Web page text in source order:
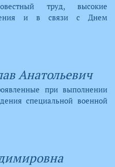
труд, высокие
и в связи с Днем
Анатольевич
при выполнении
специальной военной